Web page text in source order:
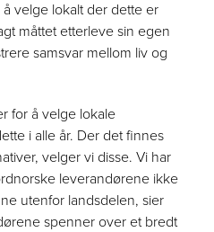
velge lokalt der dette er
måttet etterleve sin egen
samsvar mellom liv og
for å velge lokale
i alle år. Der det finnes
velger vi disse. Vi har
leverandørene ikke
utenfor landsdelen, sier
spenner over et bredt